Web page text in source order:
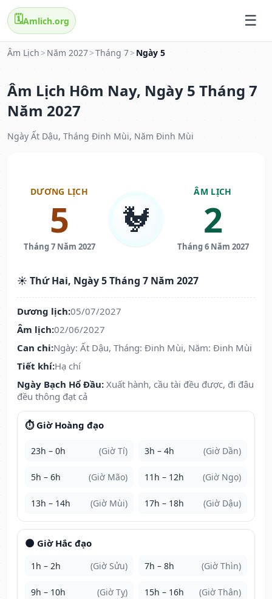
🗓️Amlich.org
Âm Lịch > Năm 2027>Tháng 7> Ngày 5
Âm Lịch Hôm Nay, Ngày 5 Tháng 7
Năm 2027
Ngày Ất Dậu, Tháng Đinh Mùi, Năm Đinh Mùi
DƯƠNG LỊCH
5
Tháng 7 Năm 2027
🐓
ÂM LỊCH
2
Tháng 6 Năm 2027
☀️ Thứ Hai, Ngày 5 Tháng 7 Năm 2027
Dương lịch:05/07/2027
Âm lịch:02/06/2027
Can chi:Ngày: Ất Dậu, Tháng: Đinh Mùi, Năm: Đinh Mùi
Tiết khí:Hạ chí
Ngày Bạch Hổ Đầu: Xuất hành, cầu tài đều được, đi đâu
đều thông đạt cả
⏱️ Giờ Hoàng đạo
23h – 0h (Giờ Tí) 3h – 4h (Giờ Dần)
5h – 6h (Giờ Mão) 11h – 12h (Giờ Ngọ)
13h – 14h (Giờ Mùi) 17h – 18h (Giờ Dậu)
🌑 Giờ Hắc đạo
1h – 2h (Giờ Sửu) 7h – 8h (Giờ Thìn)
9h – 10h (Giờ Tỵ) 15h – 16h (Giờ Thân)